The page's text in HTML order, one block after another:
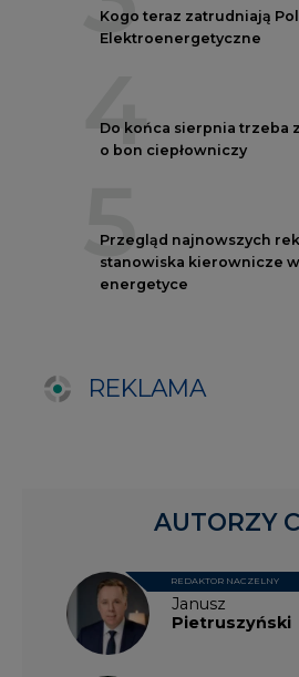
REKLAMA
Janusz
Pietruszyński
REDAKTOR NACZELNY
Kędzierski
Kacper
Galewski